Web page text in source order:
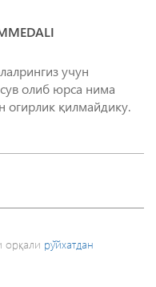
учун
олиб юрса нима
огирлик қилмайдику.
орқали рўйхатдан